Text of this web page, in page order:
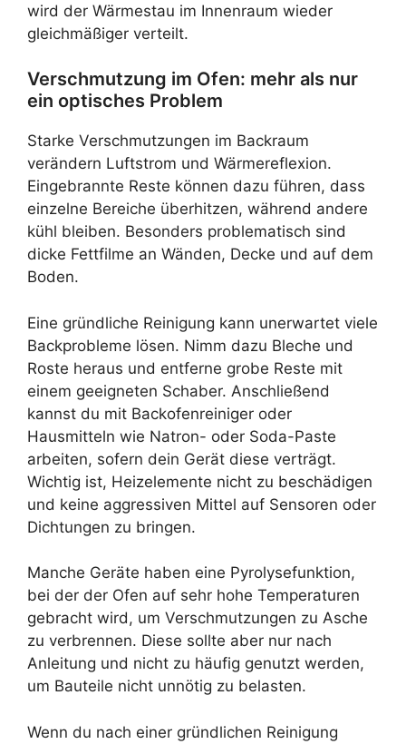
wird der Wärmestau im Innenraum wieder
gleichmäßiger verteilt.
Verschmutzung im Ofen: mehr als nur
ein optisches Problem
Starke Verschmutzungen im Backraum
verändern Luftstrom und Wärmereflexion.
Eingebrannte Reste können dazu führen, dass
einzelne Bereiche überhitzen, während andere
kühl bleiben. Besonders problematisch sind
dicke Fettfilme an Wänden, Decke und auf dem
Boden.
Eine gründliche Reinigung kann unerwartet viele
Backprobleme lösen. Nimm dazu Bleche und
Roste heraus und entferne grobe Reste mit
einem geeigneten Schaber. Anschließend
kannst du mit Backofenreiniger oder
Hausmitteln wie Natron- oder Soda-Paste
arbeiten, sofern dein Gerät diese verträgt.
Wichtig ist, Heizelemente nicht zu beschädigen
und keine aggressiven Mittel auf Sensoren oder
Dichtungen zu bringen.
Manche Geräte haben eine Pyrolysefunktion,
bei der der Ofen auf sehr hohe Temperaturen
gebracht wird, um Verschmutzungen zu Asche
zu verbrennen. Diese sollte aber nur nach
Anleitung und nicht zu häufig genutzt werden,
um Bauteile nicht unnötig zu belasten.
Wenn du nach einer gründlichen Reinigung